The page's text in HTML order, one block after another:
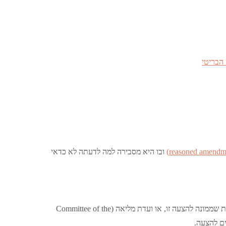
ובו היא מסבירה למה לדעתה לא כדאי
לאחר קבלת קריאה שנייה, ההצעה נשלחת לוועדה, בין אם זו ועדה נבחרת שממונה להצעה זו, או ועדת מליאה (Committee of the